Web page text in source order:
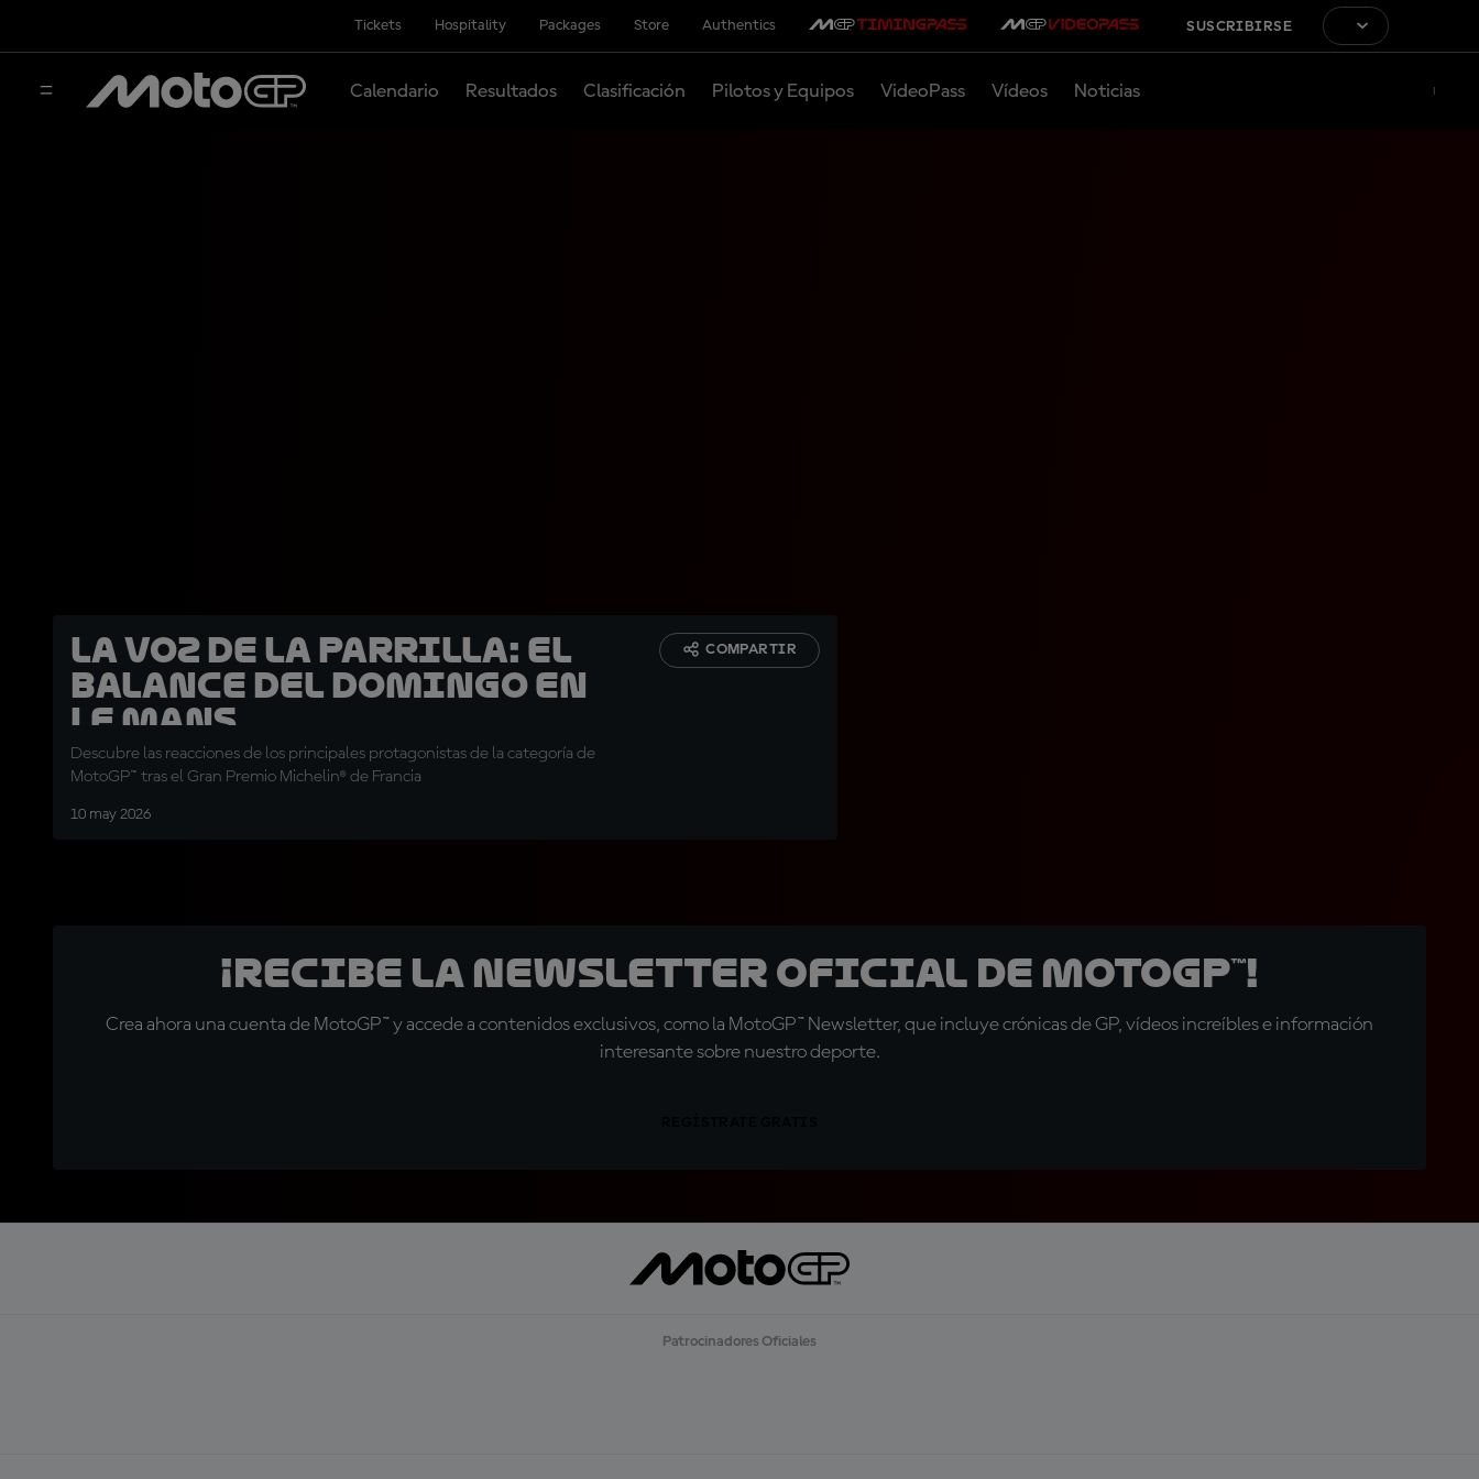
Tickets Hospitality Packages Store Authentics SUSCRIBIRSE
Calendario Resultados Clasificación Pilotos y Equipos VideoPass Vídeos Noticias
La voz de la parrilla: El
balance del domingo en
Le Mans
Descubre las reacciones de los principales protagonistas de la categoría de
MotoGP™ tras el Gran Premio Michelin® de Francia
10 may 2026
COMPARTIR
¡Recibe la Newsletter oficial de MotoGP™!
Crea ahora una cuenta de MotoGP™ y accede a contenidos exclusivos, como la MotoGP™ Newsletter, que incluye crónicas de GP, vídeos increíbles e información
interesante sobre nuestro deporte.
Patrocinadores Oficiales